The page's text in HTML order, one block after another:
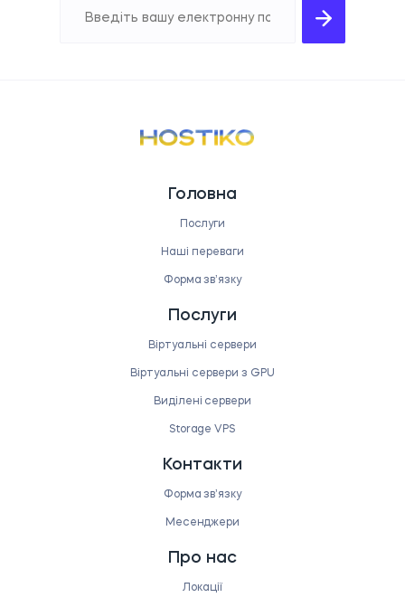
Головна
Послуги
Наші переваги
Форма звʼязку
Послуги
Віртуальні сервери
Віртуальні сервери з GPU
Виділені сервери
Storage VPS
Контакти
Форма звʼязку
Месенджери
Про нас
Локації